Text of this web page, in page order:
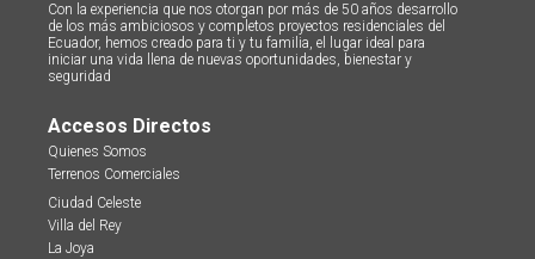
Con la experiencia que nos otorgan por más de 50 años desarrollo
de los más ambiciosos y completos proyectos residenciales del
Ecuador, hemos creado para ti y tu familia, el lugar ideal para
iniciar una vida llena de nuevas oportunidades, bienestar y
seguridad
Accesos Directos
Quienes Somos
Terrenos Comerciales
Ciudad Celeste
Villa del Rey
La Joya